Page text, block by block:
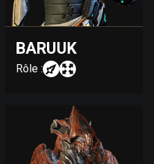
BARUUK
Rôle :